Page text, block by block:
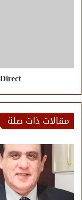
مقالات ذات صلة